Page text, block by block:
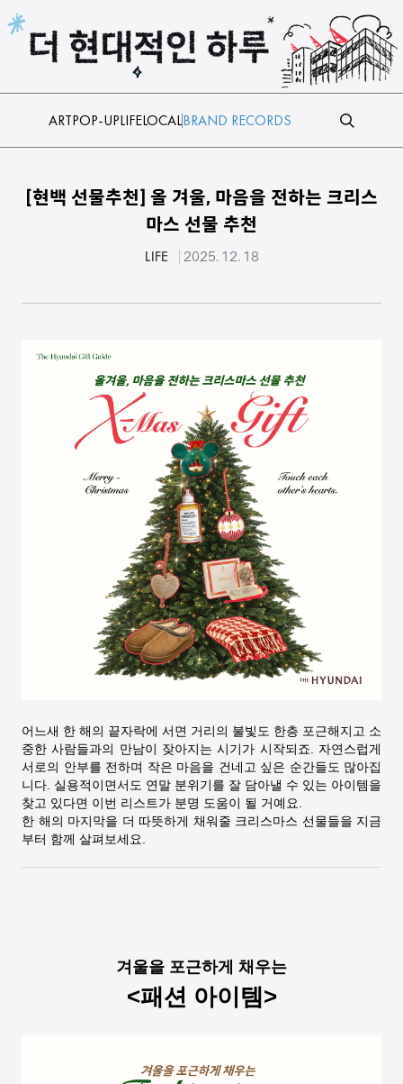
본문 바로가기
ARTPOP-UPLIFELOCALBRAND RECORDS
[현백 선물추천] 올 겨울, 마음을 전하는 크리스
마스 선물 추천
LIFE 2025. 12. 18
어느새 한 해의 끝자락에 서면 거리의 불빛도 한층 포근해지고 소
중한 사람들과의 만남이 잦아지는 시기가 시작되죠. 자연스럽게
서로의 안부를 전하며 작은 마음을 건네고 싶은 순간들도 많아집
니다. 실용적이면서도 연말 분위기를 잘 담아낼 수 있는 아이템을
찾고 있다면 이번 리스트가 분명 도움이 될 거예요.
한 해의 마지막을 더 따뜻하게 채워줄 크리스마스 선물들을 지금
부터 함께 살펴보세요.
겨울을 포근하게 채우는
<패션 아이템>